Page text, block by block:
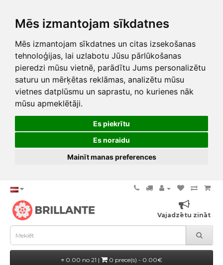
Mēs izmantojam sīkdatnes
Mēs izmantojam sīkdatnes un citas izsekošanas
tehnoloģijas, lai uzlabotu Jūsu pārlūkošanas
pieredzi mūsu vietnē, parādītu Jums personalizētu
saturu un mērķētas reklāmas, analizētu mūsu
vietnes datplūsmu un saprastu, no kurienes nāk
mūsu apmeklētāji.
Es piekrītu
Es noraidu
Mainīt manas preferences
Vajadzētu zināt
0.00 no 21 | 0 prece(s) - 0.00€